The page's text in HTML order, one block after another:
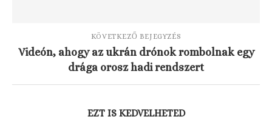
KÖVETKEZŐ BEJEGYZÉS
Videón, ahogy az ukrán drónok rombolnak egy
drága orosz hadi rendszert
EZT IS KEDVELHETED